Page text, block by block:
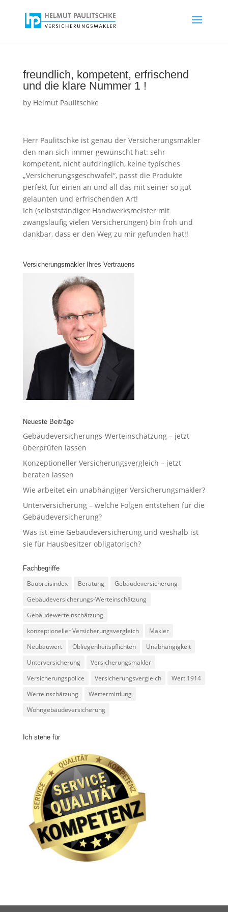
freundlich, kompetent, erfrischend
und die klare Nummer 1 !
by Helmut Paulitschke
Herr Paulitschke ist genau der Versicherungsmakler
den man sich immer gewünscht hat: sehr
kompetent, nicht aufdringlich, keine typisches
„Versicherungsgeschwafel“, passt die Produkte
perfekt für einen an und all das mit seiner so gut
gelaunten und erfrischenden Art!
Ich (selbstständiger Handwerksmeister mit
zwangsläufig vielen Versicherungen) bin froh und
dankbar, dass er den Weg zu mir gefunden hat!!
Versicherungsmakler Ihres Vertrauens
Neueste Beiträge
Gebäudeversicherungs-Werteinschätzung – jetzt
überprüfen lassen
Konzeptioneller Versicherungsvergleich – jetzt
beraten lassen
Wie arbeitet ein unabhängiger Versicherungsmakler?
Unterversicherung – welche Folgen entstehen für die
Gebäudeversicherung?
Was ist eine Gebäudeversicherung und weshalb ist
sie für Hausbesitzer obligatorisch?
Fachbegriffe
Baupreisindex Beratung
Gebäudeversicherung
Gebäudeversicherungs-Werteinschätzung
Gebäudewerteinschätzung
konzeptioneller Versicherungsvergleich
Makler
Neubauwert
Obliegenheitspflichten
Unabhängigkeit
Unterversicherung
Versicherungsmakler
Versicherungspolice
Versicherungsvergleich
Wert 1914
Werteinschätzung
Wertermittlung
Wohngebäudeversicherung
Ich stehe für